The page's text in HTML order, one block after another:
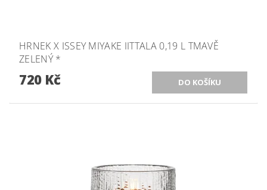
HRNEK X ISSEY MIYAKE IITTALA 0,19 L TMAVĚ
ZELENÝ *
720 Kč